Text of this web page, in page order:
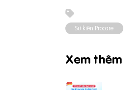
Sự kiện Procare
Xem thêm